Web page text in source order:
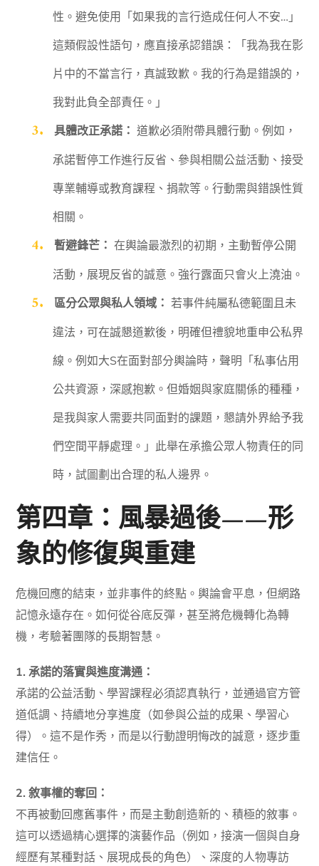
性。避免使用「如果我的言行造成任何人不安…」
這類假設性語句，應直接承認錯誤：「我為我在影
片中的不當言行，真誠致歉。我的行為是錯誤的，
我對此負全部責任。」
具體改正承諾： 道歉必須附帶具體行動。例如，
承諾暫停工作進行反省、參與相關公益活動、接受
專業輔導或教育課程、捐款等。行動需與錯誤性質
相關。
暫避鋒芒： 在輿論最激烈的初期，主動暫停公開
活動，展現反省的誠意。強行露面只會火上澆油。
區分公眾與私人領域： 若事件純屬私德範圍且未
違法，可在誠懇道歉後，明確但禮貌地重申公私界
線。例如大S在面對部分輿論時，聲明「私事佔用
公共資源，深感抱歉。但婚姻與家庭關係的種種，
是我與家人需要共同面對的課題，懇請外界給予我
們空間平靜處理。」此舉在承擔公眾人物責任的同
時，試圖劃出合理的私人邊界。
第四章：風暴過後——形
象的修復與重建
危機回應的結束，並非事件的終點。輿論會平息，但網路
記憶永遠存在。如何從谷底反彈，甚至將危機轉化為轉
機，考驗著團隊的長期智慧。
1. 承諾的落實與進度溝通：
承諾的公益活動、學習課程必須認真執行，並通過官方管
道低調、持續地分享進度（如參與公益的成果、學習心
得）。這不是作秀，而是以行動證明悔改的誠意，逐步重
建信任。
2. 敘事權的奪回：
不再被動回應舊事件，而是主動創造新的、積極的敘事。
這可以透過精心選擇的演藝作品（例如，接演一個與自身
經歷有某種對話、展現成長的角色）、深度的人物專訪